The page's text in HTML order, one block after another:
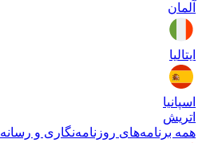
آلمان
ایتالیا
اسپانیا
اتریش
همه برنامه‌های روزنامه‌نگاری و رسانه